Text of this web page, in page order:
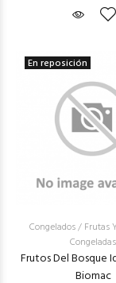
En reposición
Congelados/ Frutas
Congeladas
Frutos Del Bosque
Biomac